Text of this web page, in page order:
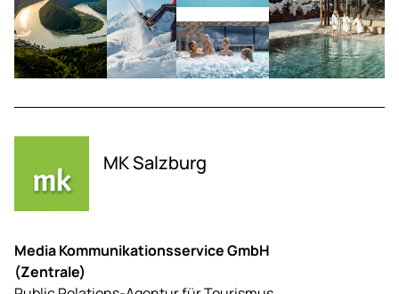
MK Salzburg
Media Kommunikationsservice GmbH
(Zentrale)